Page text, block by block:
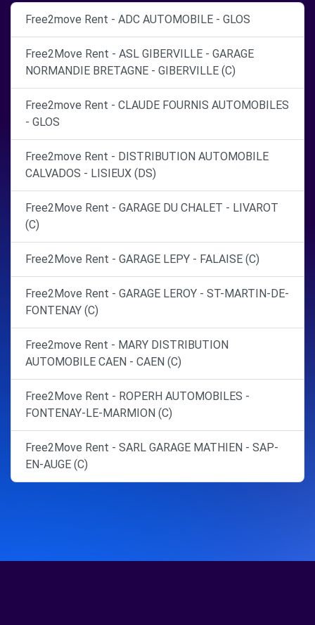
Free2move Rent - ADC AUTOMOBILE - GLOS
Free2Move Rent - ASL GIBERVILLE - GARAGE
NORMANDIE BRETAGNE - GIBERVILLE (C)
Free2move Rent - CLAUDE FOURNIS AUTOMOBILES
- GLOS
Free2move Rent - DISTRIBUTION AUTOMOBILE
CALVADOS - LISIEUX (DS)
Free2Move Rent - GARAGE DU CHALET - LIVAROT
(C)
Free2Move Rent - GARAGE LEPY - FALAISE (C)
Free2Move Rent - GARAGE LEROY - ST-MARTIN-DE-
FONTENAY (C)
Free2move Rent - MARY DISTRIBUTION
AUTOMOBILE CAEN - CAEN (C)
Free2Move Rent - ROPERH AUTOMOBILES -
FONTENAY-LE-MARMION (C)
Free2Move Rent - SARL GARAGE MATHIEN - SAP-
EN-AUGE (C)